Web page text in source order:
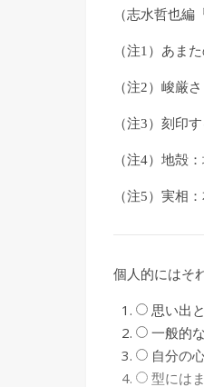
（志水哲也編
（注1）あま
（注2）峻厳
（注3）刻印
（注4）地殻
（注5）実相
個人的にはそ
思い出
一般的
自分の
型には